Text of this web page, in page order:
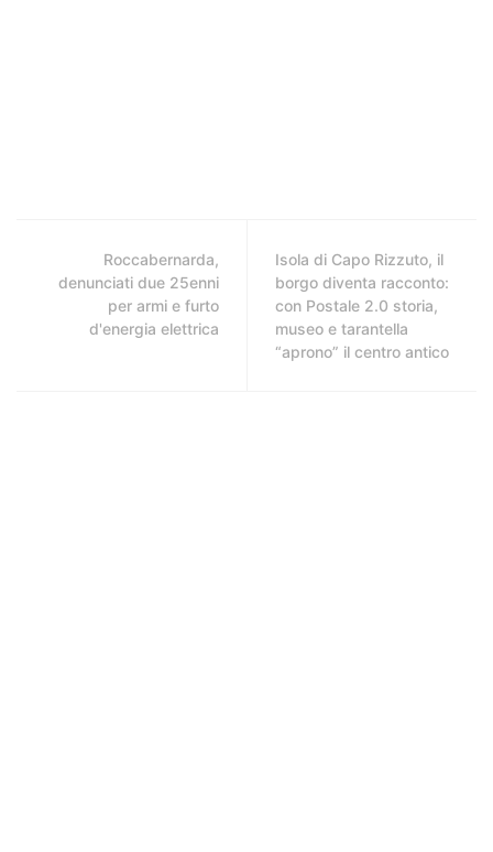
Roccabernarda,
denunciati due 25enni
per armi e furto
d'energia elettrica
Isola di Capo Rizzuto, il
borgo diventa racconto:
con Postale 2.0 storia,
museo e tarantella
“aprono” il centro antico